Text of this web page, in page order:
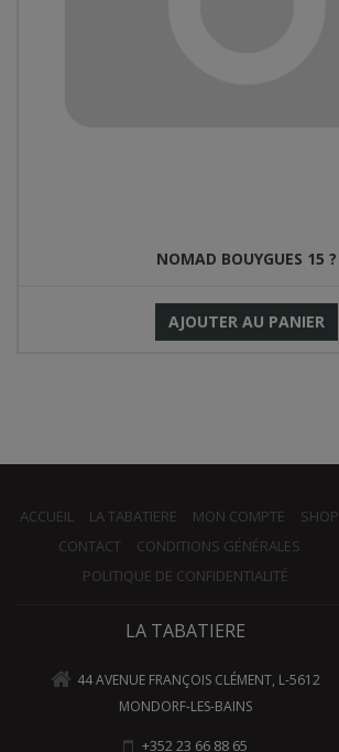
NOMAD BOUYGUES 15 ?
AJOUTER AU PANIER
ACCUEIL LA TABATIERE MON COMPTE
SHOP
CONTACT
CONDITIONS GÉNÉRALES
POLITIQUE DE CONFIDENTIALITÉ
LA TABATIERE
44 AVENUE FRANÇOIS CLÉMENT, L-5612
MONDORF-LES-BAINS
+352 23 66 88 65